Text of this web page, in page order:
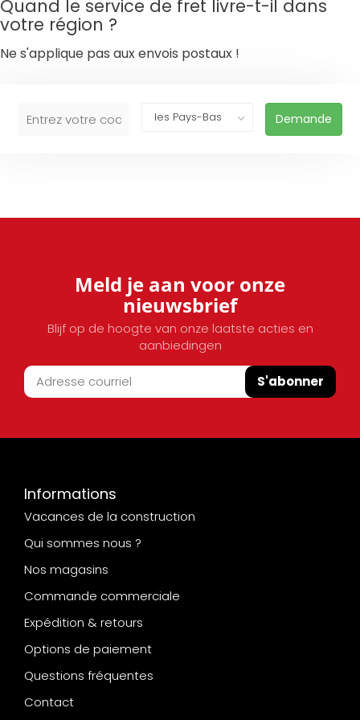
Quand le service de fret livre-t-il dans
votre région ?
Ne s'applique pas aux envois postaux !
Demande
Meld je aan voor onze
nieuwsbrief
Blijf op de hoogte van onze laatste acties en
aanbiedingen
S'abonner
Informations
Vacances de la construction
Qui sommes nous ?
Nos magasins
Commande commerciale
Expédition & retours
Options de paiement
Questions fréquentes
Contact